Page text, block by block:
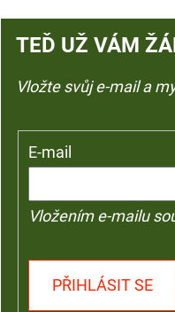
TEĎ UŽ VÁM
Vložte svůj e-mail a
E-mail
Vložením e-mailu
PŘIHLÁSIT SE